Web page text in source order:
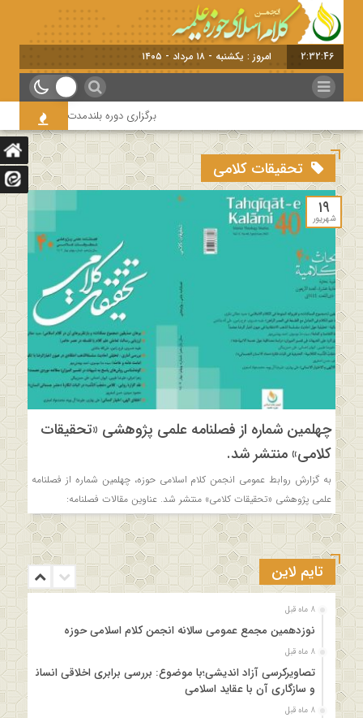
2:32:47 امروز : یکشنبه - ۱۸ مرداد - ۱۴۰۵
برگزاری دوره بلندمدت تخصصی و
تحقیقات کلامی
۱۹
شهریور
چهلمین شماره از فصلنامه علمی پژوهشی «تحقیقات
کلامی» منتشر شد.
به گزارش روابط عمومی انجمن کلام اسلامی حوزه، چهلمین شماره از فصلنامه
علمی پژوهشی «تحقیقات کلامی» منتشر شد. عناوین مقالات فصلنامه:
تایم لاین
8 ماه قبل
نوزدهمین مجمع عمومی سالانه انجمن کلام اسلامی حوزه
8 ماه قبل
تصاویرکرسی آزاد اندیشی؛با موضوع: بررسی برابری اخلاقی انسانها
و سازگاری آن با عقاید اسلامی
8 ماه قبل